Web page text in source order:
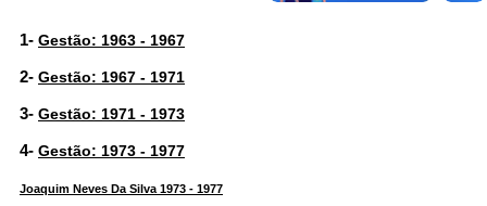
Notícias
Servidor
Transparência
Videos
1- Gestão: 1963 - 1967
2- Gestão: 1967 - 1971
3- Gestão: 1971 - 1973
4- Gestão: 1973 - 1977
Joaquim Neves Da Silva 1973 - 1977